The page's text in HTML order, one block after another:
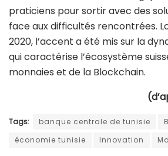
praticiens pour sortir avec des
face aux difficultés rencontrées.
2020, l’accent a été mis sur la
qui caractérise l’écosystème
monnaies et de la Blockchain.
Tags: banque centrale de tunisie
économie tunisie
Innovation